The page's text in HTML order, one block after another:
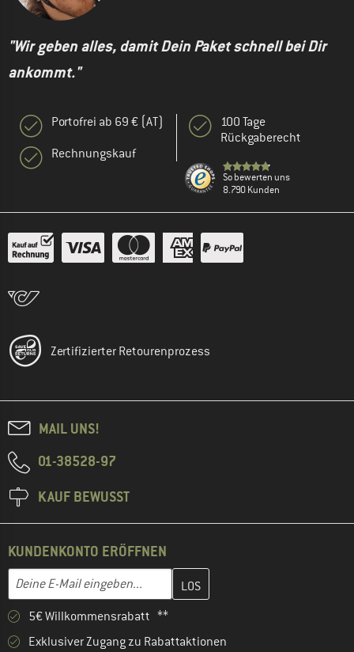
"Wir geben alles, damit Dein Paket schnell bei Dir
ankommt."
Portofrei ab 69 € (AT)
Rechnungskauf
100 Tage
Rückgaberecht
So bewerten uns
8.790 Kunden
Zertifizierter Retourenprozess
MAIL UNS!
01-38528-97
KAUF BEWUSST
KUNDENKONTO ERÖFFNEN
E-Mail-Adresse
Gib hier deine E-Mail-Adresse ein und erstelle im nächsten
5€ Willkommensrabatt **
Exklusiver Zugang zu Rabattaktionen